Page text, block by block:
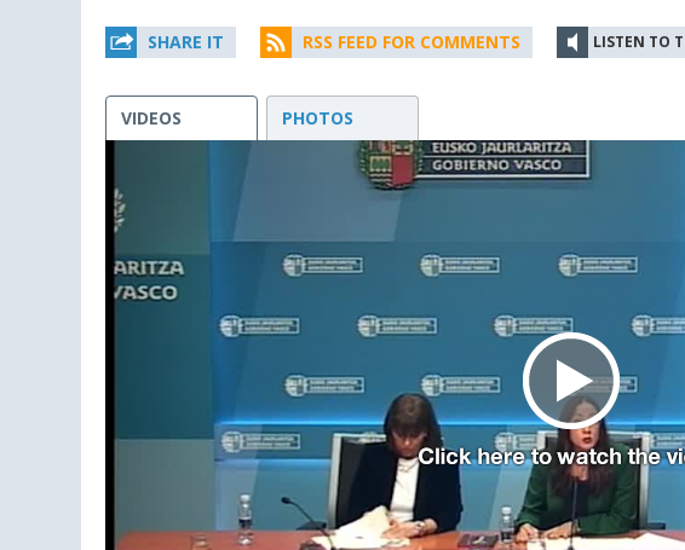
SHARE IT RSS FEED FOR COMMENTS LISTEN TO
VIDEOS PHOTOS
window.